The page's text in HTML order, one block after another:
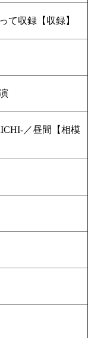
て収録【収録】
／昼間【相模